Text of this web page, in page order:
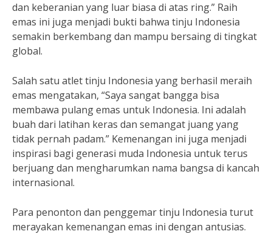
dan keberanian yang luar biasa di atas ring.” Raih
emas ini juga menjadi bukti bahwa tinju Indonesia
semakin berkembang dan mampu bersaing di tingkat
global.
Salah satu atlet tinju Indonesia yang berhasil meraih
emas mengatakan, “Saya sangat bangga bisa
membawa pulang emas untuk Indonesia. Ini adalah
buah dari latihan keras dan semangat juang yang
tidak pernah padam.” Kemenangan ini juga menjadi
inspirasi bagi generasi muda Indonesia untuk terus
berjuang dan mengharumkan nama bangsa di kancah
internasional.
Para penonton dan penggemar tinju Indonesia turut
merayakan kemenangan emas ini dengan antusias.